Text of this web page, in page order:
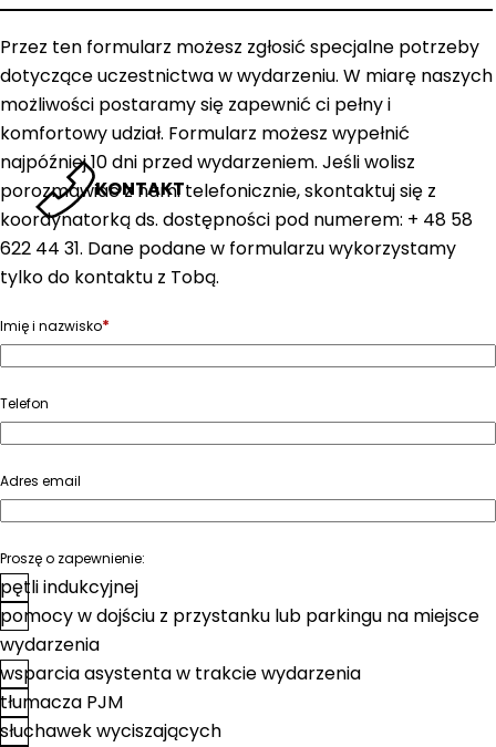
KONTAKT
Przez ten formularz możesz zgłosić specjalne potrzeby
dotyczące uczestnictwa w wydarzeniu. W miarę naszych
możliwości postaramy się zapewnić ci pełny i
komfortowy udział. Formularz możesz wypełnić
najpóźniej 10 dni przed wydarzeniem. Jeśli wolisz
porozmawiać z nami telefonicznie, skontaktuj się z
koordynatorką ds. dostępności pod numerem: + 48 58
622 44 31. Dane podane w formularzu wykorzystamy
tylko do kontaktu z Tobą.
Imię i nazwisko*
Telefon
Adres email
Proszę o zapewnienie:
pętli indukcyjnej
pomocy w dojściu z przystanku lub parkingu na miejsce
wydarzenia
wsparcia asystenta w trakcie wydarzenia
tłumacza PJM
słuchawek wyciszających